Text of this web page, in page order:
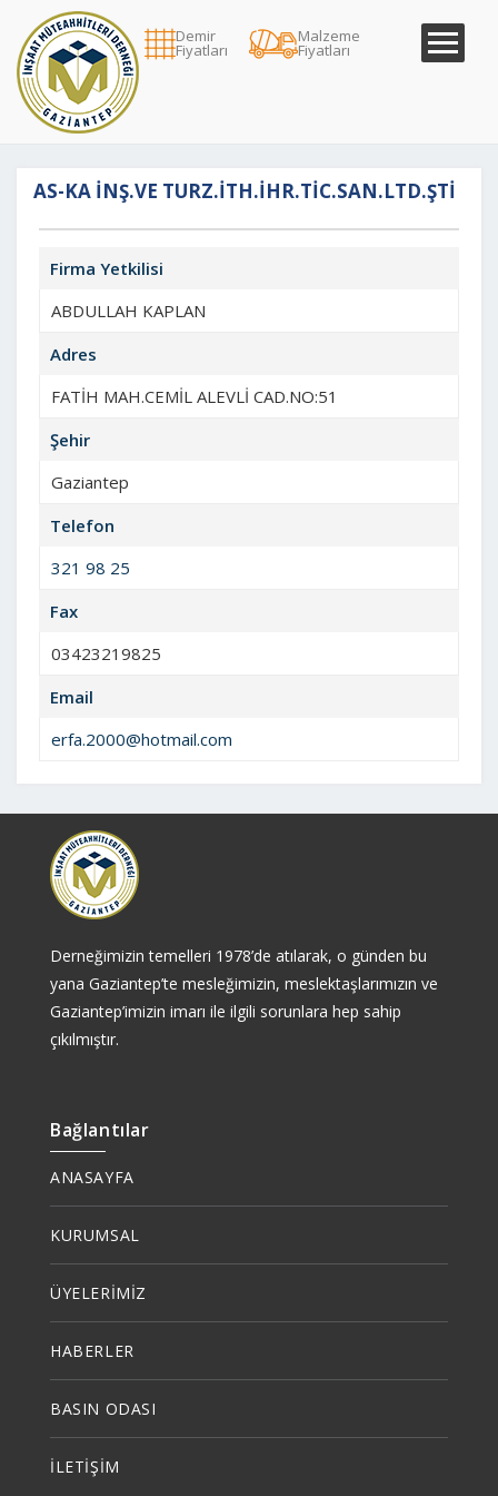
Demir
Fiyatları
Malzeme
Fiyatları
AS-KA İNŞ.VE TURZ.İTH.İHR.TİC.SAN.LTD.ŞTİ
Firma Yetkilisi
ABDULLAH KAPLAN
Adres
FATİH MAH.CEMİL ALEVLİ CAD.NO:51
Şehir
Gaziantep
Telefon
321 98 25
Fax
03423219825
Email
erfa.2000@hotmail.com
Derneğimizin temelleri 1978’de atılarak, o günden bu
yana Gaziantep’te mesleğimizin, meslektaşlarımızın ve
Gaziantep’imizin imarı ile ilgili sorunlara hep sahip
çıkılmıştır.
Bağlantılar
ANASAYFA
KURUMSAL
ÜYELERİMİZ
HABERLER
BASIN ODASI
İLETİŞİM